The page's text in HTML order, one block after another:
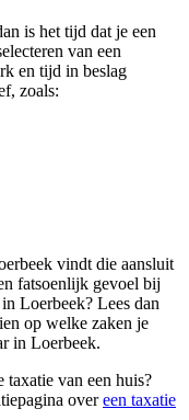
is het tijd dat je een
van een
en tijd in beslag
zoals:
vindt die aansluit
fatsoenlijk gevoel bij
Loerbeek? Lees dan
op welke zaken je
in Loerbeek.
taxatie van een huis?
overeen taxatie